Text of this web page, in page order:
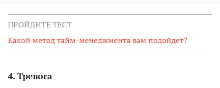
ПРОЙДИТЕ ТЕСТ
Какой метод тайм-менеджмента вам подойдет?
4. Тревога